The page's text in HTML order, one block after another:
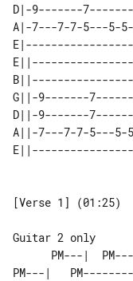
D|-9-------
A|-7---7-7-5---5-
G||-9-------
D||-9-------
A||-7---7-7-5---5-
[Verse 1] (01:25)
PM---|